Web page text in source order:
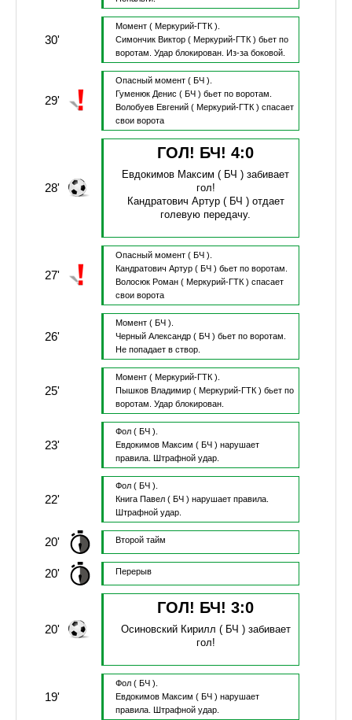
30'
Момент ( Меркурий-ГТК ).
Симончик Виктор( Меркурий-ГТК ) бьет по
воротам. Удар блокирован. Из-за боковой.
29'
Опасный момент ( БЧ ).
Гуменюк Денис ( БЧ ) бьет по воротам.
Волобуев Евгений( Меркурий-ГТК ) спасает
свои ворота
28'
ГОЛ! БЧ!4:0
Евдокимов Максим ( БЧ )забивает
гол!
Кандратович Артур( БЧ ) отдает
голевую передачу.
27'
Опасный момент ( БЧ ).
Кандратович Артур( БЧ ) бьет по воротам.
Волосюк Роман( Меркурий-ГТК ) спасает
свои ворота
26'
Момент ( БЧ ).
Черный Александр( БЧ ) бьет по воротам.
Не попадает в створ.
25'
Момент ( Меркурий-ГТК ).
Пышков Владимир( Меркурий-ГТК ) бьет по
воротам. Удар блокирован.
23'
Фол ( БЧ ).
Евдокимов Максим ( БЧ ) нарушает
правила.
Штрафной удар.
22'
Фол ( БЧ ).
Книга Павел( БЧ ) нарушает правила.
Штрафной удар.
20' Второй тайм
20' Перерыв
20'
ГОЛ! БЧ!3:0
Осиновский Кирилл ( БЧ ) забивает
гол!
19'
Фол ( БЧ ).
Евдокимов Максим ( БЧ ) нарушает
правила.
Штрафной удар.